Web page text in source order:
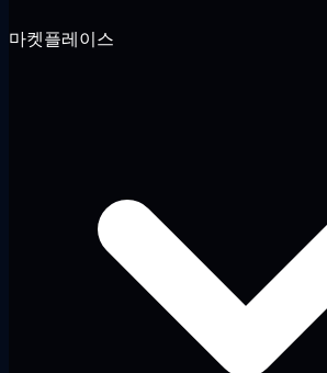
마켓플레이스